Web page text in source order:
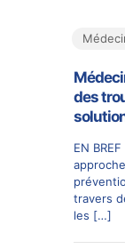
des
EN
travers
les […]